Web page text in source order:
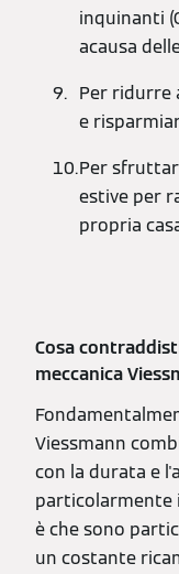
inquinanti
acausa
Per ridurre
e
Per
estive per
propria
Cosa
meccanica
Viessmann
con la durata e
particolarmente
è che sono
un costante